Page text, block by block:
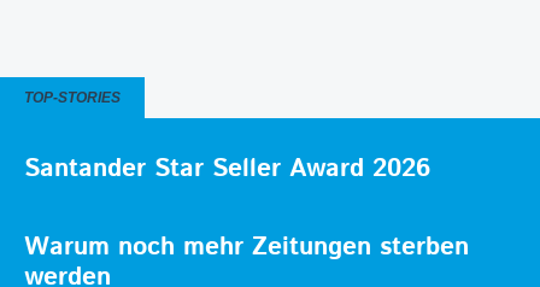
TOP-STORIES
Santander Star Seller Award 2026
Warum noch mehr Zeitungen sterben
werden